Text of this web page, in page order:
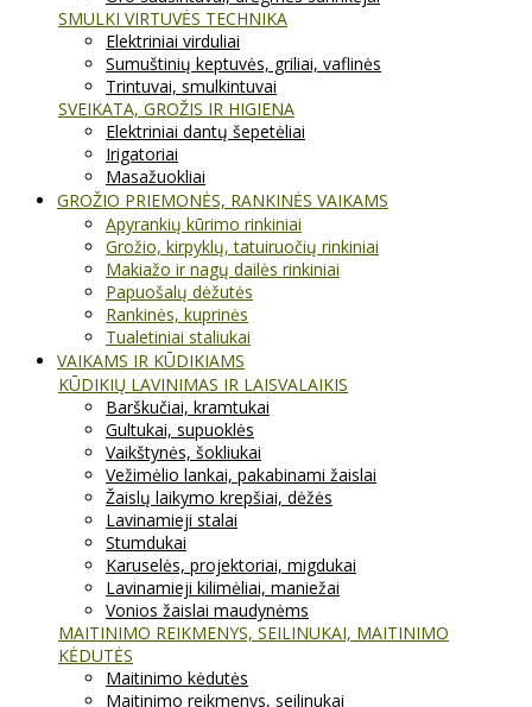
SMULKI VIRTUVĖS TECHNIKA
Elektriniai virduliai
Sumuštinių keptuvės, griliai, vaflinės
Trintuvai, smulkintuvai
SVEIKATA, GROŽIS IR HIGIENA
Elektriniai dantų šepetėliai
Irigatoriai
Masažuokliai
GROŽIO PRIEMONĖS, RANKINĖS VAIKAMS
Apyrankių kūrimo rinkiniai
Grožio, kirpyklų, tatuiruočių rinkiniai
Makiažo ir nagų dailės rinkiniai
Papuošalų dėžutės
Rankinės, kuprinės
Tualetiniai staliukai
VAIKAMS IR KŪDIKIAMS
KŪDIKIŲ LAVINIMAS IR LAISVALAIKIS
Barškučiai, kramtukai
Gultukai, supuoklės
Vaikštynės, šokliukai
Vežimėlio lankai, pakabinami žaislai
Žaislų laikymo krepšiai, dėžės
Lavinamieji stalai
Stumdukai
Karuselės, projektoriai, migdukai
Lavinamieji kilimėliai, maniežai
Vonios žaislai maudynėms
MAITINIMO REIKMENYS, SEILINUKAI, MAITINIMO
KĖDUTĖS
Maitinimo kėdutės
Maitinimo reikmenys, seilinukai